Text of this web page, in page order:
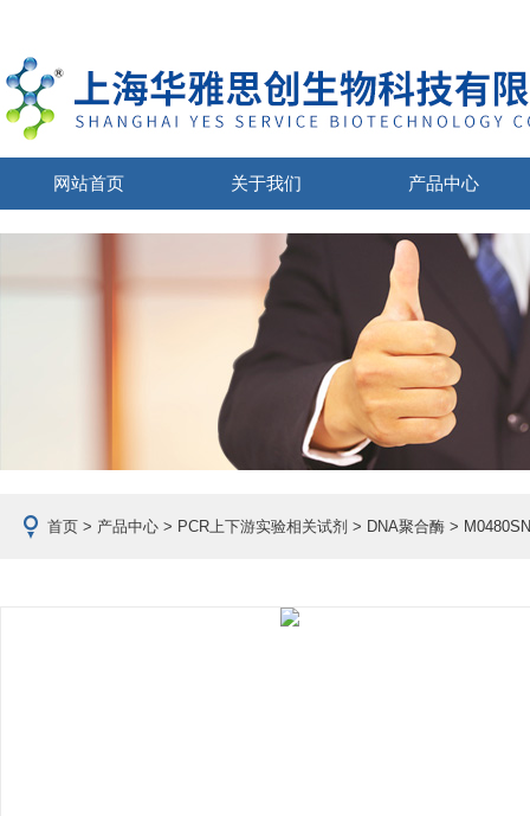
网站首页 关于我们 产品中心
首页 > 产品中心 > PCR上下游实验相关试剂 > DNA聚合酶 >